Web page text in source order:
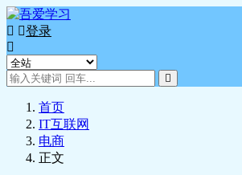
登录
首页
IT互联网
电商
正文